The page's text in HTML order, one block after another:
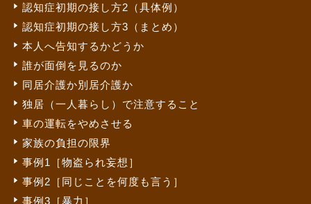
認知症初期の接し方2（具体例）
認知症初期の接し方3（まとめ）
本人へ告知するかどうか
誰が面倒を見るのか
同居介護か別居介護か
独居（一人暮らし）で注意すること
車の運転をやめさせる
家族の負担の限界
事例1［物盗られ妄想］
事例2［同じことを何度も言う］
事例3［暴力］